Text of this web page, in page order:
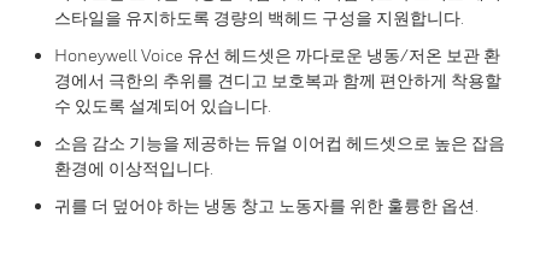
스타일을 유지하도록 경량의 백헤드 구성을 지원합니다.
Honeywell Voice 유선 헤드셋은 까다로운 냉동/저온 보관 환
경에서 극한의 추위를 견디고 보호복과 함께 편안하게 착용할
수 있도록 설계되어 있습니다.
소음 감소 기능을 제공하는 듀얼 이어컵 헤드셋으로 높은 잡음
환경에 이상적입니다.
귀를 더 덮어야 하는 냉동 창고 노동자를 위한 훌륭한 옵션.